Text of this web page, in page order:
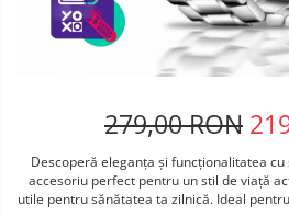
Telefoane mobile iHunt
Telefoane mobile Xiaomi
Telefoane mobile AGM
Telefoane mobile ZTE Nubia
Telefoane mobile ALTE BRANDURI
279,00 RON
Descoperă eleganța și funcționalitatea cu
accesoriu perfect pentru un stil de viață
utile pentru sănătatea ta zilnică. Ideal